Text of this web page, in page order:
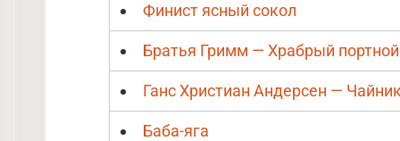
Финист ясный сокол
Братья Гримм — Храбрый портной
Ганс Христиан Андерсен — Чайник
Баба-яга